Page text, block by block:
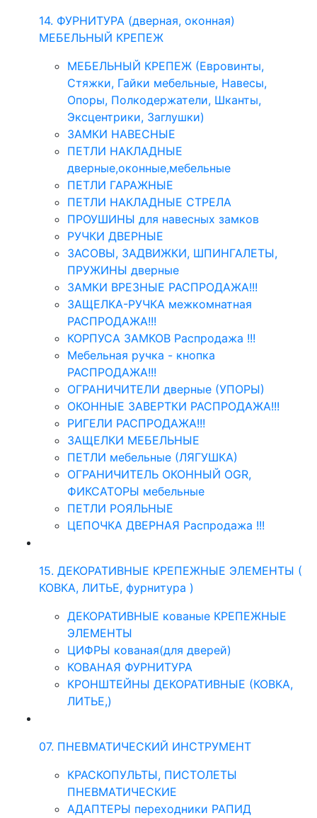
14. ФУРНИТУРА (дверная, оконная)
МЕБЕЛЬНЫЙ КРЕПЕЖ
МЕБЕЛЬНЫЙ КРЕПЕЖ (Евровинты,
Стяжки, Гайки мебельные, Навесы,
Опоры, Полкодержатели, Шканты,
Эксцентрики, Заглушки)
ЗАМКИ НАВЕСНЫЕ
ПЕТЛИ НАКЛАДНЫЕ
дверные,оконные,мебельные
ПЕТЛИ ГАРАЖНЫЕ
ПЕТЛИ НАКЛАДНЫЕ СТРЕЛА
ПРОУШИНЫ для навесных замков
РУЧКИ ДВЕРНЫЕ
ЗАСОВЫ, ЗАДВИЖКИ, ШПИНГАЛЕТЫ,
ПРУЖИНЫ дверные
ЗАМКИ ВРЕЗНЫЕ РАСПРОДАЖА!!!
ЗАЩЕЛКА-РУЧКА межкомнатная
РАСПРОДАЖА!!!
КОРПУСА ЗАМКОВ Распродажа !!!
Мебельная ручка - кнопка
РАСПРОДАЖА!!!
ОГРАНИЧИТЕЛИ дверные (УПОРЫ)
ОКОННЫЕ ЗАВЕРТКИ РАСПРОДАЖА!!!
РИГЕЛИ РАСПРОДАЖА!!!
ЗАЩЕЛКИ МЕБЕЛЬНЫЕ
ПЕТЛИ мебельные (ЛЯГУШКА)
ОГРАНИЧИТЕЛЬ ОКОННЫЙ OGR,
ФИКСАТОРЫ мебельные
ПЕТЛИ РОЯЛЬНЫЕ
ЦЕПОЧКА ДВЕРНАЯ Распродажа !!!
15. ДЕКОРАТИВНЫЕ КРЕПЕЖНЫЕ ЭЛЕМЕНТЫ (
КОВКА, ЛИТЬЕ, фурнитура )
ДЕКОРАТИВНЫЕ кованые КРЕПЕЖНЫЕ
ЭЛЕМЕНТЫ
ЦИФРЫ кованая(для дверей)
КОВАНАЯ ФУРНИТУРА
КРОНШТЕЙНЫ ДЕКОРАТИВНЫЕ (КОВКА,
ЛИТЬЕ,)
07. ПНЕВМАТИЧЕСКИЙ ИНСТРУМЕНТ
КРАСКОПУЛЬТЫ, ПИСТОЛЕТЫ
ПНЕВМАТИЧЕСКИЕ
АДАПТЕРЫ переходники РАПИД